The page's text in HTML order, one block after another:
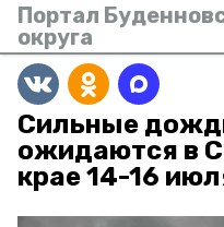
Портал
округа
Сильные
ожидаются в
крае 14-16